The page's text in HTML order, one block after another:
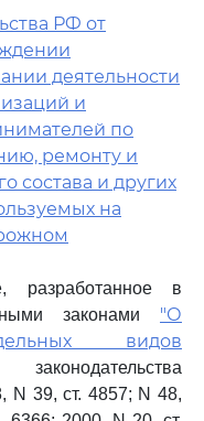
РФ от
деятельности
и
по
ремонту и
состава и других
на
разработанное в
законами "О
видов
N 39, ст. 4857; N 48,